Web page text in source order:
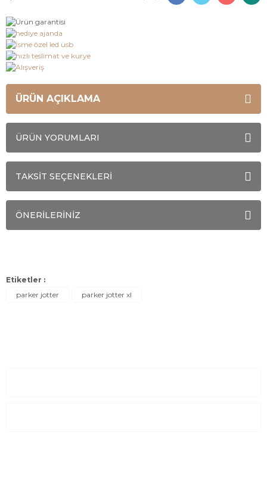
ÜRÜN AÇIKLAMA
ÜRÜN YORUMLARI
TAKSİT SEÇENEKLERİ
ÖNERİLERİNİZ
Etiketler :
parker jotter
parker jotter xl